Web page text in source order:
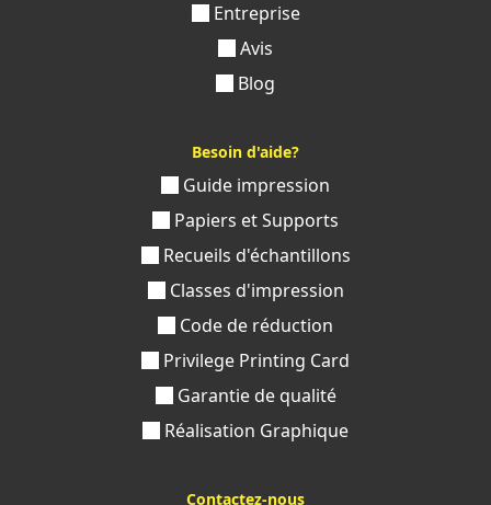
Entreprise
Avis
Blog
Besoin d'aide?
Guide impression
Papiers et Supports
Recueils d'échantillons
Classes d'impression
Code de réduction
Privilege Printing Card
Garantie de qualité
Réalisation Graphique
Contactez-nous